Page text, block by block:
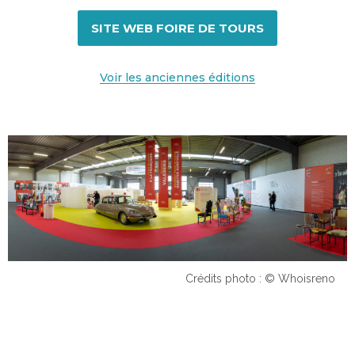
SITE WEB FOIRE DE TOURS
Voir les anciennes éditions
Crédits photo : © Whoisreno